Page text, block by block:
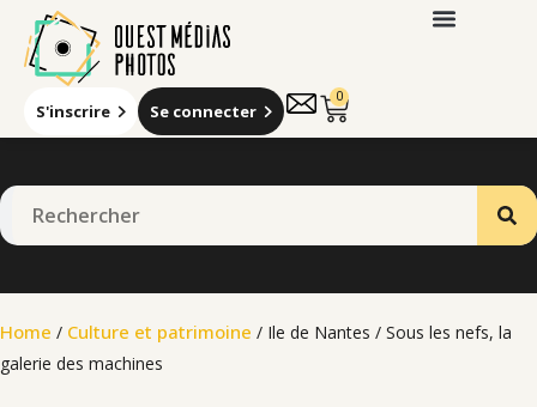
S'inscrire Se connecter
0
Home / Culture et patrimoine / Ile de Nantes / Sous les nefs, la
galerie des machines